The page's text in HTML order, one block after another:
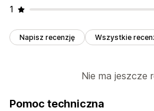
1
Napisz recenzję Wszystkie
Nie ma jeszcze
Pomoc techniczna